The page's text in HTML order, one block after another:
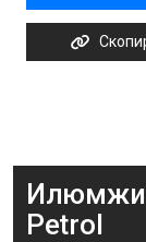
Petrol